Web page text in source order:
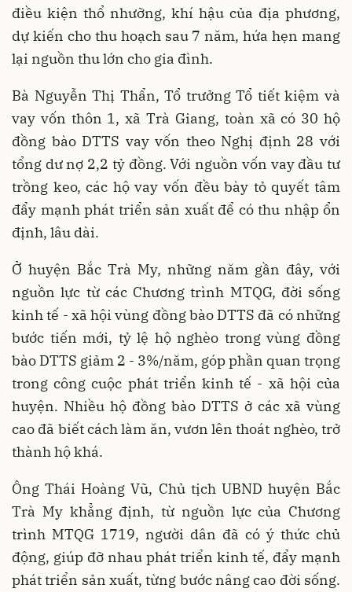
điều kiện thổ nhưỡng, khí hậu của địa phương,
dự kiến cho thu hoạch sau 7 năm, hứa hẹn mang
lại nguồn thu lớn cho gia đình.
Bà Nguyễn Thị Thẩn, Tổ trưởng Tổ tiết kiệm và
vay vốn thôn 1, xã Trà Giang, toàn xã có 30 hộ
đồng bào DTTS vay vốn theo Nghị định 28 với
tổng dư nợ 2,2 tỷ đồng. Với nguồn vốn vay đầu tư
trồng keo, các hộ vay vốn đều bày tỏ quyết tâm
đẩy mạnh phát triển sản xuất để có thu nhập ổn
định, lâu dài.
Ở huyện Bắc Trà My, những năm gần đây, với
nguồn lực từ các Chương trình MTQG, đời sống
kinh tế - xã hội vùng đồng bào DTTS đã có những
bước tiến mới, tỷ lệ hộ nghèo trong vùng đồng
bào DTTS giảm 2 - 3%/năm, góp phần quan trọng
trong công cuộc phát triển kinh tế - xã hội của
huyện. Nhiều hộ đồng bào DTTS ở các xã vùng
cao đã biết cách làm ăn, vươn lên thoát nghèo, trở
thành hộ khá.
Ông Thái Hoàng Vũ, Chủ tịch UBND huyện Bắc
Trà My khẳng định, từ nguồn lực của Chương
trình MTQG 1719, người dân đã có ý thức chủ
động, giúp đỡ nhau phát triển kinh tế, đẩy mạnh
phát triển sản xuất, từng bước nâng cao đời sống.